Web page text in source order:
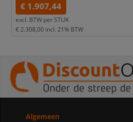
€ 1.907,44
excl. BTW per STUK
€ 2.308,00 incl. 21% BTW
Algemeen